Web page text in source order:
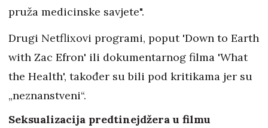
pruža medicinske savjete".
Drugi Netflixovi programi, poput 'Down to Earth
with Zac Efron' ili dokumentarnog filma 'What
the Health', također su bili pod kritikama jer su
„neznanstveni“.
Seksualizacija predtinejdžera u filmu